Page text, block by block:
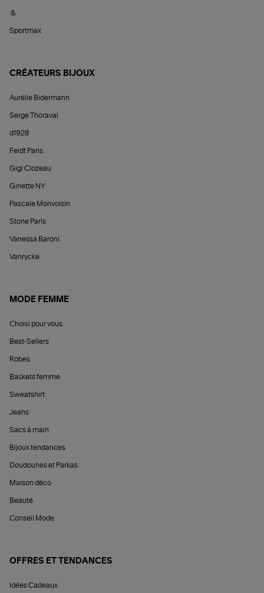
&
Sportmax
CRÉATEURS BIJOUX
Aurélie Bidermann
Serge Thoraval
d1928
Feidt Paris
Gigi Clozeau
Ginette NY
Pascale Monvoisin
Stone Paris
Vanessa Baroni
Vanrycke
MODE FEMME
Choisi pour vous
Best-Sellers
Robes
Baskets femme
Sweatshirt
Jeans
Sacs à main
Bijoux tendances
Doudounes et Parkas
Maison déco
Beauté
Conseil Mode
OFFRES ET TENDANCES
Idées Cadeaux